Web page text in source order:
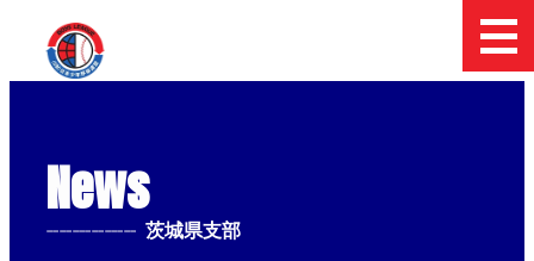
News
-------------- 茨城県支部